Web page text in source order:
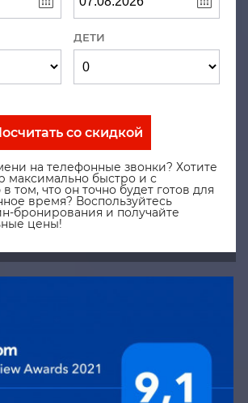
ДЕТИ
со скидкой
на телефонные звонки? Хотите
максимально быстро и с
том, что он точно будет готов для
время? Воспользуйтесь
бронирования и получайте
цены!